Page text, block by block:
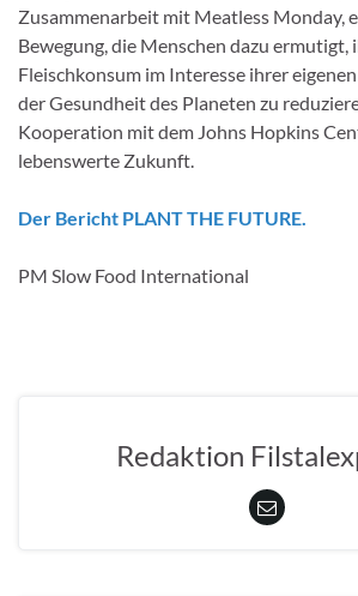
Zusammenarbeit mit Meatless Monday,
Bewegung, die Menschen dazu ermutigt,
Fleischkonsum im Interesse ihrer
der Gesundheit des Planeten zu
Kooperation mit dem Johns Hopkins
lebenswerte Zukunft.
Der Bericht PLANT THE FUTURE.
PM Slow Food International
Redaktion